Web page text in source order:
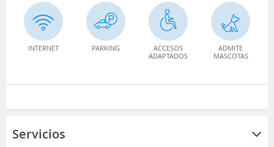
INTERNET PARKING
ACCESOS
ADAPTADOS
ADMITE
MASCOTAS
Servicios